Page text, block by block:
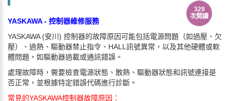
329
次閱讀
YASKAWA - 控制器維修服務
YASKAWA (安川) 控制器的故障原因可能包括電源問題（如過壓、欠
壓）、過熱、驅動器禁止指令、HALL訊號異常，以及其他硬體或軟
體問題，如驅動器過載或通訊錯誤。
處理故障時，需要檢查電源狀態、散熱、驅動器狀態和訊號連接是
否正常，並根據特定錯誤代碼進行診斷。
常見的YASKAWA控制器故障原因：